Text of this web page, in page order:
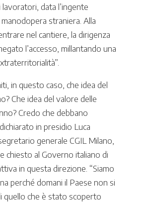
data l’ingente
straniera. Alla
nel cantiere, la dirigenza
l’accesso, millantando una
in questo caso, che idea del
Che idea del valore delle
Credo che debbano
in presidio Luca
generale CGIL Milano,
chiesto al Governo italiano di
in questa direzione. “Siamo
perché domani il Paese non si
quello che è stato scoperto